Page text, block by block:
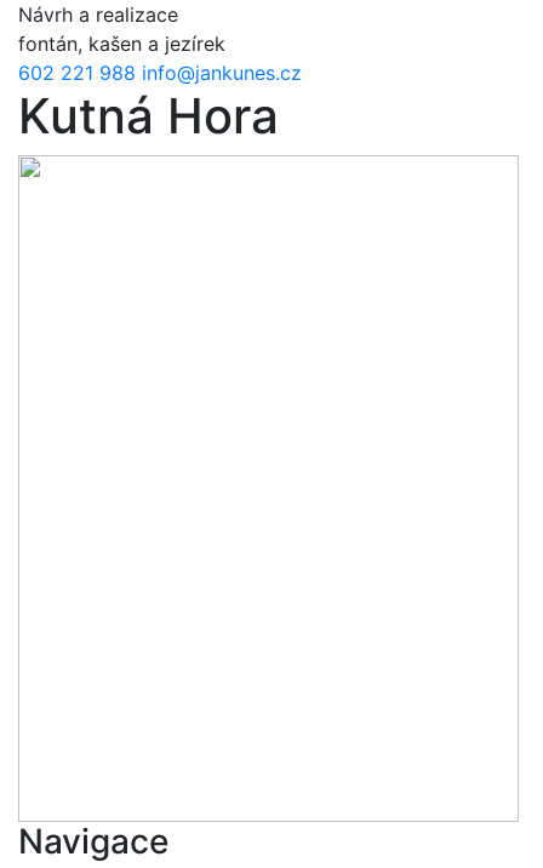
Přejít k hlavnímu obsahu
Návrh a realizace
fontán, kašen a jezírek
602 221 988 info@jankunes.cz
Kutná Hora
Navigace